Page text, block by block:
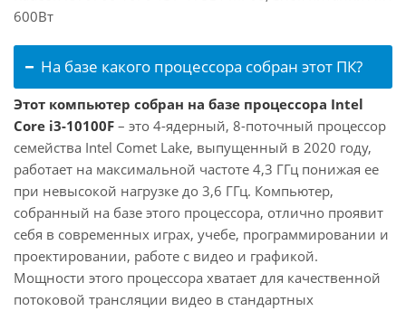
600Вт
На базе какого процессора собран этот ПК?
Этот компьютер собран на базе процессора Intel
Core i3-10100F – это 4-ядерный, 8-поточный процессор
семейства Intel Comet Lake, выпущенный в 2020 году,
работает на максимальной частоте 4,3 ГГц понижая ее
при невысокой нагрузке до 3,6 ГГц. Компьютер,
собранный на базе этого процессора, отлично проявит
себя в современных играх, учебе, программировании и
проектировании, работе с видео и графикой.
Мощности этого процессора хватает для качественной
потоковой трансляции видео в стандартных